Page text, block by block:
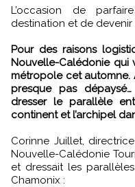
L’occasion de
destination et de
Pour des raisons
Nouvelle-Calédonie
métropole cet automne.
presque pas
dresser le parallèle
continent et l’archipel
Corinne Juillet,
Nouvelle-Calédonie
et dressait les
Chamonix :